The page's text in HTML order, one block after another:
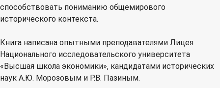
способствовать пониманию общемирового
исторического контекста.
Книга написана опытными преподавателями Лицея
Национального исследовательского университета
«Высшая школа экономики», кандидатами исторических
наук А.Ю. Морозовым и Р.В. Пазиным.